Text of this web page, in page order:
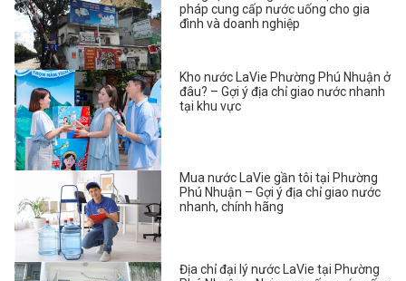
pháp cung cấp nước uống cho gia
đình và doanh nghiệp
Kho nước LaVie Phường Phú Nhuận ở
đâu? – Gợi ý địa chỉ giao nước nhanh
tại khu vực
Mua nước LaVie gần tôi tại Phường
Phú Nhuận – Gợi ý địa chỉ giao nước
nhanh, chính hãng
Địa chỉ đại lý nước LaVie tại Phường